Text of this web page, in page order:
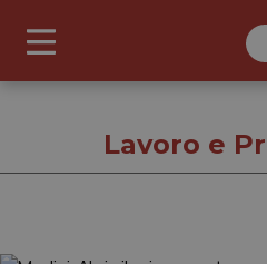
Lavoro e